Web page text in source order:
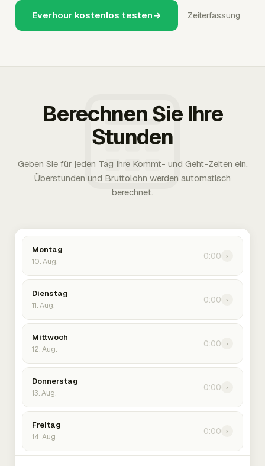
Everhour kostenlos testen Zeiterfassung
Berechnen Sie Ihre
Stunden
Geben Sie für jeden Tag Ihre Kommt- und Geht-Zeiten ein.
Überstunden und Bruttolohn werden automatisch
berechnet.
Montag
10. Aug.
0:00 ›
Dienstag
11. Aug.
0:00 ›
Mittwoch
12. Aug.
0:00 ›
Donnerstag
13. Aug.
0:00 ›
Freitag
14. Aug.
0:00 ›